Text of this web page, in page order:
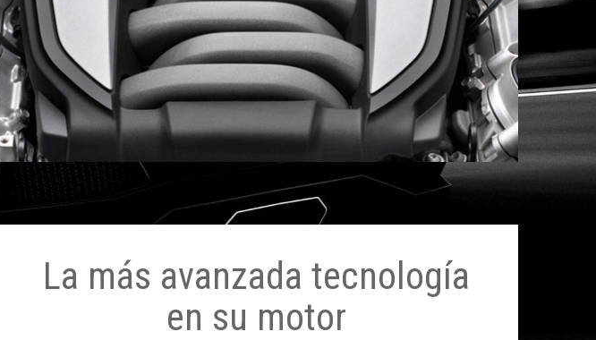
La más avanzada tecnología
en su motor